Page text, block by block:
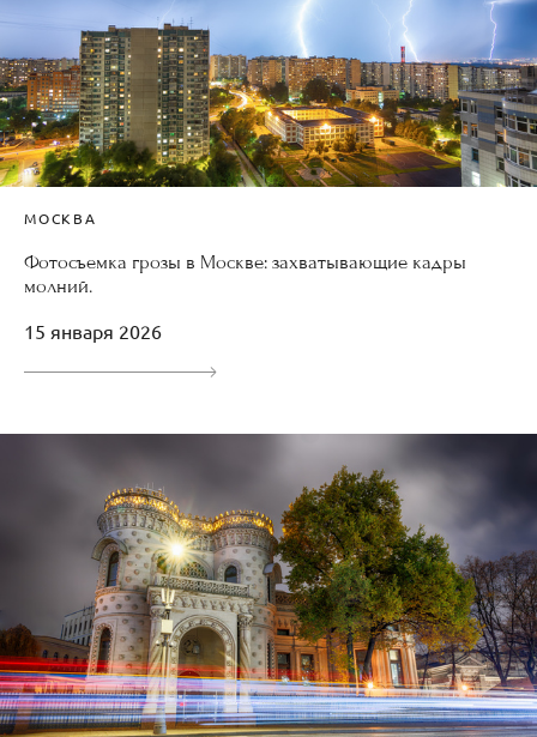
МОСКВА
Фотосъемка грозы в Москве: захватывающие кадры
молний.
15 января 2026